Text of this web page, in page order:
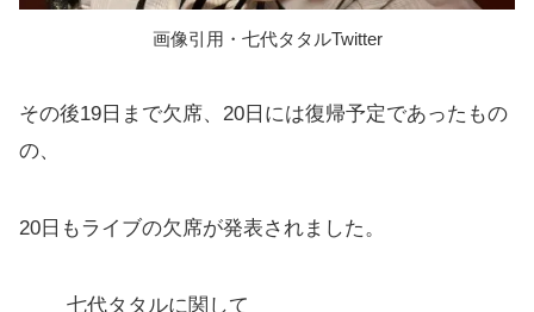
画像引用・七代タタルTwitter
その後19日まで欠席、20日には復帰予定であったもの
の、
20日もライブの欠席が発表されました。
七代タタルに関して